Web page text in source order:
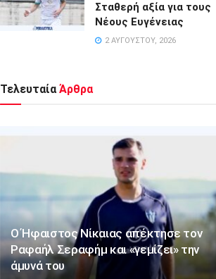
Σταθερή αξία για τους
Νέους Ευγένειας
2 ΑΥΓΟΎΣΤΟΥ, 2026
Τελευταία Άρθρα
Ο Ήφαιστος Νίκαιας απέκτησε τον
Ραφαήλ Σεραφήμ και «γεμίζει» την
άμυνά του